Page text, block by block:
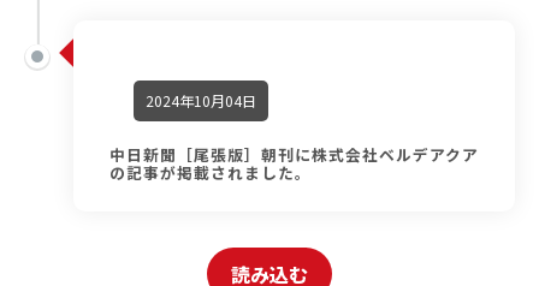
2024年10月04日
中日新聞［尾張版］朝刊に株式会社ベルデアクア
の記事が掲載されました。
読み込む